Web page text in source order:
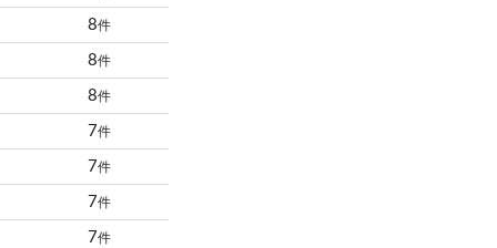
8件
8件
8件
7件
7件
7件
7件